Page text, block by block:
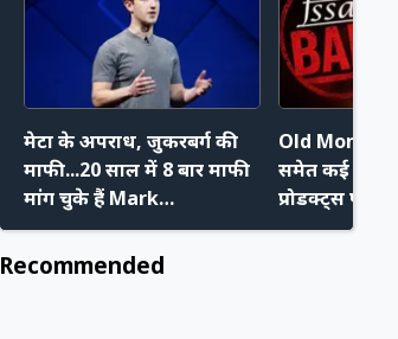
मेटा के अपराध, जुकरबर्ग की
माफी...20 साल में 8 बार माफी
मांग चुके हैं Mark
Zuckerberg, जानिए कौन-
कौन से थे कारण
Old Monk,
समेत कई शराब
प्रोडक्ट्स पर
लिया एक्शन?
Recommended